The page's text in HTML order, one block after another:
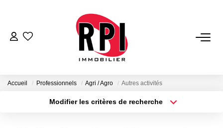
VENTES
LOCATIONS
Accueil Professionnels Agri / Agro Autres activités
Modifier les critères de recherche